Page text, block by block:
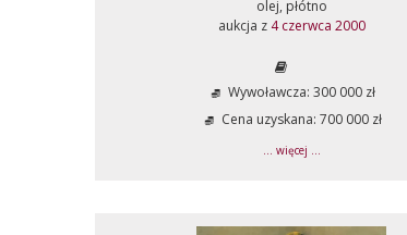
olej, płótno
aukcja z 4 czerwca 2000
Wywoławcza: 300 000 zł
Cena uzyskana: 700 000 zł
... więcej ...